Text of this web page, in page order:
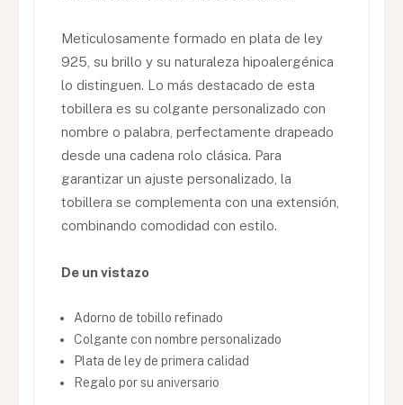
Meticulosamente formado en plata de ley
925, su brillo y su naturaleza hipoalergénica
lo distinguen. Lo más destacado de esta
tobillera es su colgante personalizado con
nombre o palabra, perfectamente drapeado
desde una cadena rolo clásica. Para
garantizar un ajuste personalizado, la
tobillera se complementa con una extensión,
combinando comodidad con estilo.
De un vistazo
Adorno de tobillo refinado
Colgante con nombre personalizado
Plata de ley de primera calidad
Regalo por su aniversario